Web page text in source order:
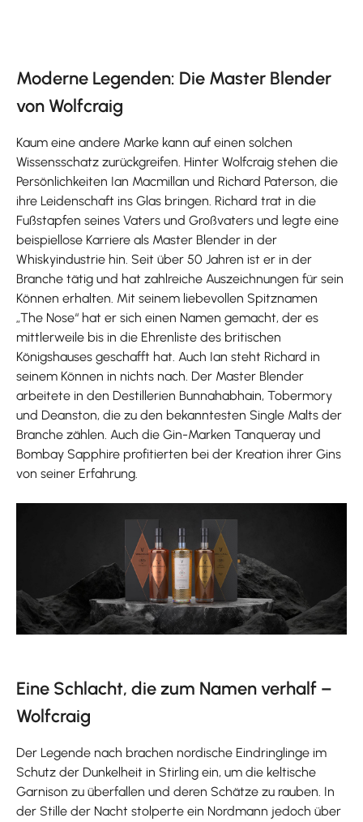
Moderne Legenden: Die Master Blender
von Wolfcraig
Kaum eine andere Marke kann auf einen solchen
Wissensschatz zurückgreifen. Hinter Wolfcraig stehen die
Persönlichkeiten Ian Macmillan und Richard Paterson, die
ihre Leidenschaft ins Glas bringen. Richard trat in die
Fußstapfen seines Vaters und Großvaters und legte eine
beispiellose Karriere als Master Blender in der
Whiskyindustrie hin. Seit über 50 Jahren ist er in der
Branche tätig und hat zahlreiche Auszeichnungen für sein
Können erhalten. Mit seinem liebevollen Spitznamen
„The Nose“ hat er sich einen Namen gemacht, der es
mittlerweile bis in die Ehrenliste des britischen
Königshauses geschafft hat. Auch Ian steht Richard in
seinem Können in nichts nach. Der Master Blender
arbeitete in den Destillerien Bunnahabhain, Tobermory
und Deanston, die zu den bekanntesten Single Malts der
Branche zählen. Auch die Gin-Marken Tanqueray und
Bombay Sapphire profitierten bei der Kreation ihrer Gins
von seiner Erfahrung.
Eine Schlacht, die zum Namen verhalf –
Wolfcraig
Der Legende nach brachen nordische Eindringlinge im
Schutz der Dunkelheit in Stirling ein, um die keltische
Garnison zu überfallen und deren Schätze zu rauben. In
der Stille der Nacht stolperte ein Nordmann jedoch über